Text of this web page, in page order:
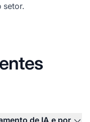
setor.
de IA e por